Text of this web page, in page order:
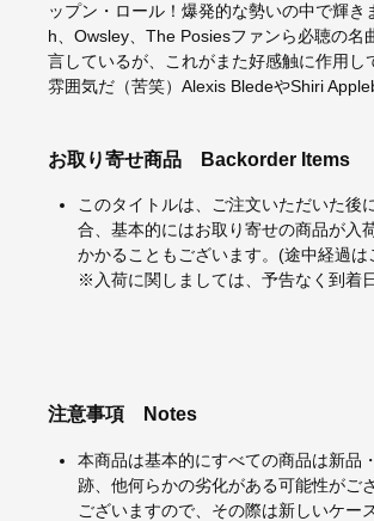
ップン・ロール！爆発的な勢いの中で輝
h、Owsley、The Posiesファンら必聴の
言しているが、これがまた好感触に作用
雰囲気だ（苦笑）Alexis BledeやShiri
お取り寄せ商品 Backorder Items
このタイトルは、ご注文いただいた後
合、基本的にはお取り寄せの商品が入
かかることもございます。(途中経過は
※入荷に関しましては、予告なく到着
注意事項 Notes
本商品は基本的にすべての商品は新品
跡、他何らかの劣化がある可能性がご
ございますので、その際は新しいケー